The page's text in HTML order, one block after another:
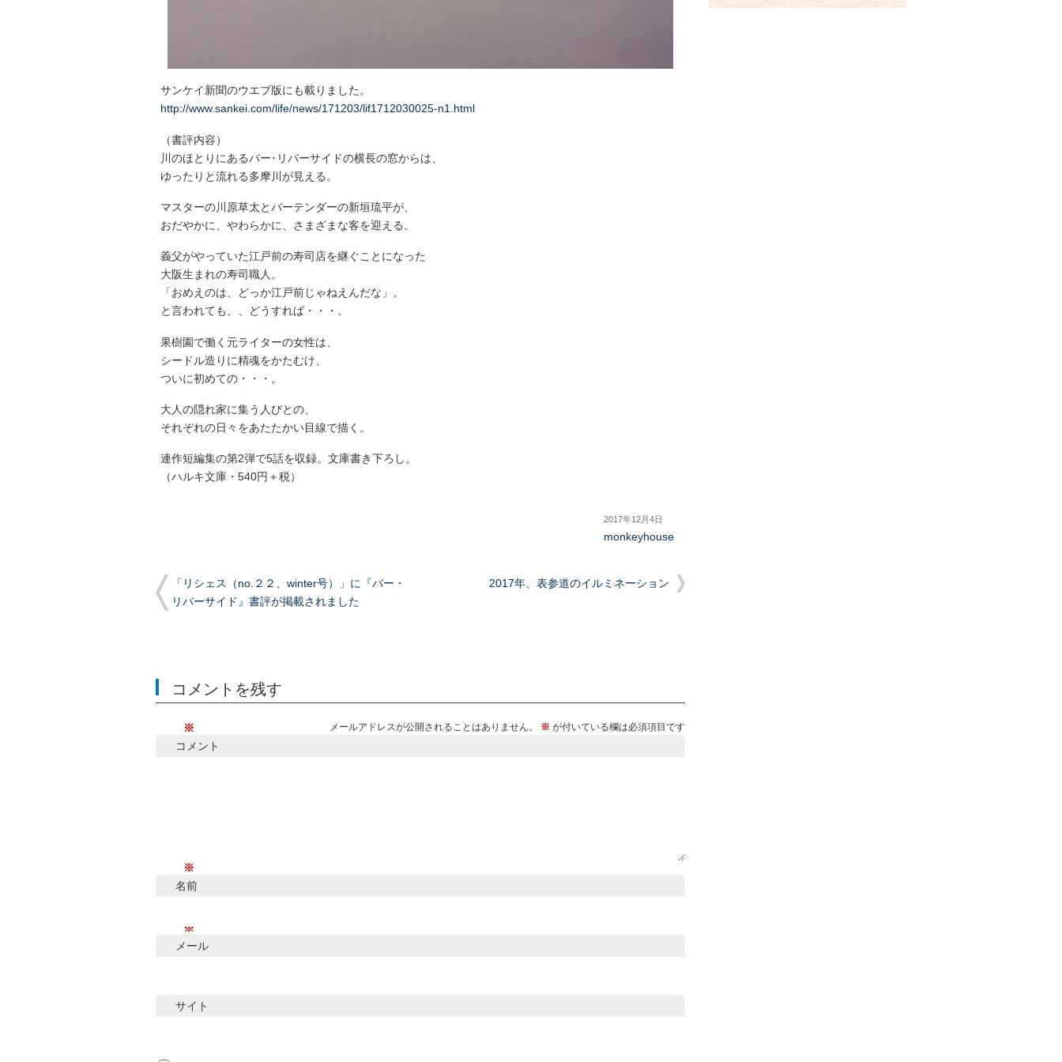
サンケイ新聞のウエブ版にも載りました。
http://www.sankei.com/life/news/171203/lif1712030025-n1.html
（書評内容）
川のほとりにあるバー･リバーサイドの横長の窓からは、
ゆったりと流れる多摩川が見える。
マスターの川原草太とバーテンダーの新垣琉平が、
おだやかに、やわらかに、さまざまな客を迎える。
義父がやっていた江戸前の寿司店を継ぐことになった
大阪生まれの寿司職人。
「おめえのは、どっか江戸前じゃねえんだな」。
と言われても、、どうすれば・・・。
果樹園で働く元ライターの女性は、
シードル造りに精魂をかたむけ、
ついに初めての・・・。
大人の隠れ家に集う人びとの、
それぞれの日々をあたたかい目線で描く。
連作短編集の第2弾で5話を収録。文庫書き下ろし。
（ハルキ文庫・540円＋税）
2017年12月4日
monkeyhouse
「リシェス（no.２２、winter号）」に『バー・
リバーサイド』書評が掲載されました
2017年、表参道のイルミネーション
コメントを残す
メールアドレスが公開されることはありません。 ※ が付いている欄は必須項目です
コメント
※
名前
※
メール
※
サイト